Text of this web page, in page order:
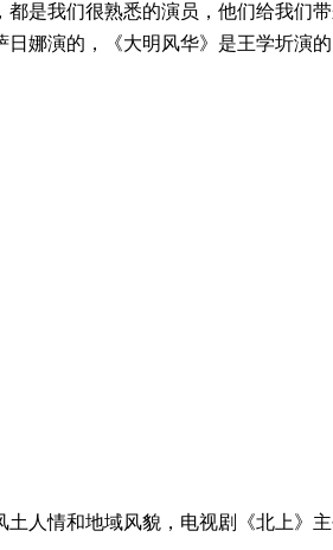
， 都是我们很熟悉的演员 ， 他们给我们
日娜演的 ， 《大明风华》 是王学圻演的
人情和地域风貌，电视剧《北上》